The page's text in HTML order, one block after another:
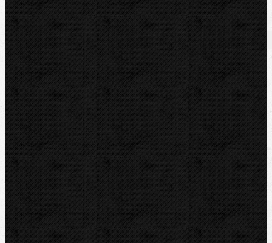
Vrtání a frézy
Vrtání a frézy / Příslušenství
Komentáře
Přidat komentář
Sortiment
Akce
Bazar
Novinky